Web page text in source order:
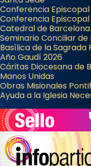
Conferencia
Conferencia
Catedral de Barcelona
Seminario Conciliar
Basílica de la Sagrada
Año Gaudí 2026
Cáritas Diocesana de
Manos Unidas
Obras Misionales
Ayuda a la Iglesia